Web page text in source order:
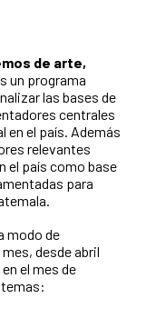
de arte,
un programa
las bases de
centrales
el país. Además
relevantes
el país como base
para
modo de
desde abril
el mes de